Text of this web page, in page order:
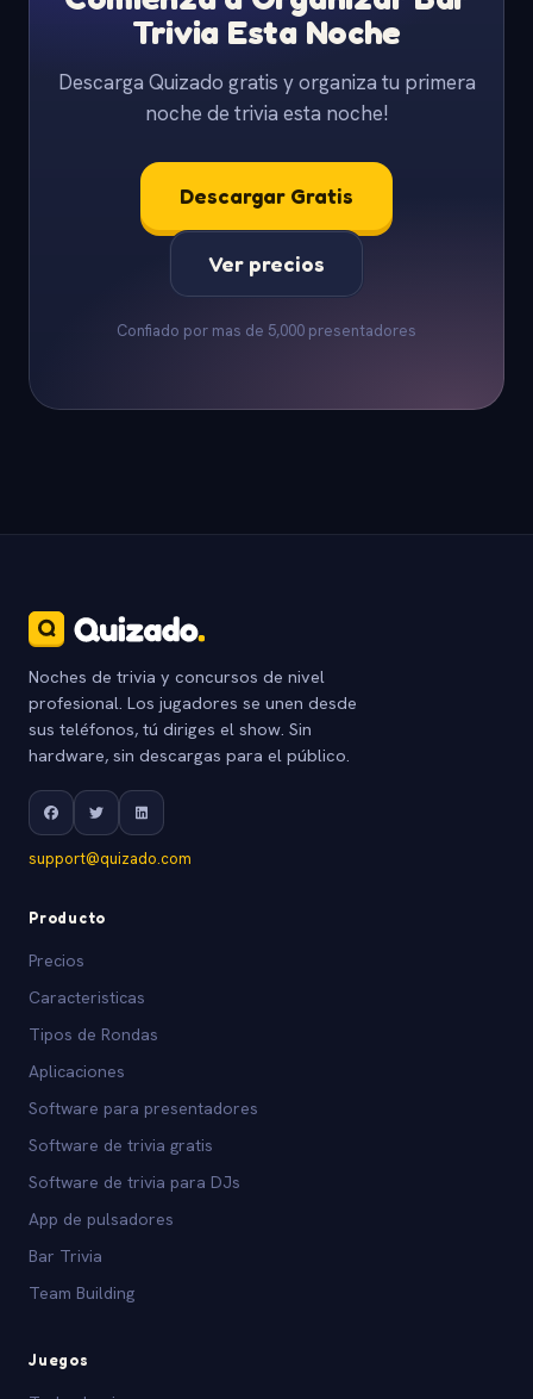
Trivia Esta Noche
Descarga Quizado gratis y organiza tu primera
noche de trivia esta noche!
Descargar Gratis
Ver precios
Confiado por mas de 5,000 presentadores
Noches de trivia y concursos de nivel
profesional. Los jugadores se unen desde
sus teléfonos, tú diriges el show. Sin
hardware, sin descargas para el público.
support@quizado.com
Producto
Precios
Caracteristicas
Tipos de Rondas
Aplicaciones
Software para presentadores
Software de trivia gratis
Software de trivia para DJs
App de pulsadores
Bar Trivia
Team Building
Juegos